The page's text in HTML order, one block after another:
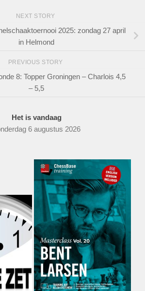
NEXT STORY
2025: zondag 27 april
in Helmond
PREVIOUS STORY
8: Topper Groningen – Charlois 4,5
– 5,5
Het is vandaag
6 augustus 2026